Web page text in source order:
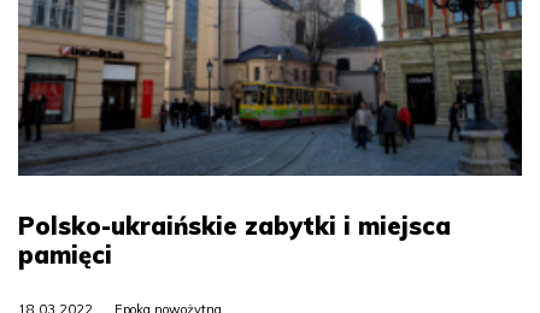
Polsko-ukraińskie zabytki i miejsca
pamięci
18.03.2022 Epoka nowożytna